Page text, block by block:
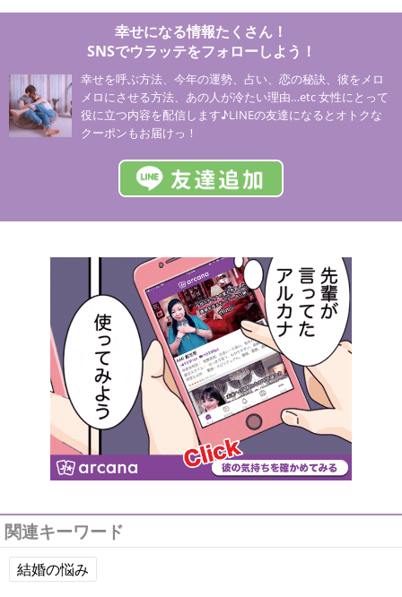
幸せになる情報たくさん！
SNSでウラッテをフォローしよう！
幸せを呼ぶ方法、今年の運勢、占い、恋の秘訣、彼をメロ
メロにさせる方法、あの人が冷たい理由…etc 女性にとって
役に立つ内容を配信します♪LINEの友達になるとオトクな
クーポンもお届けっ！
関連キーワード
結婚の悩み